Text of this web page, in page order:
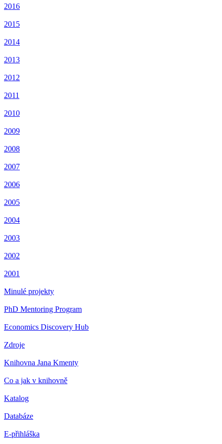
2016
2015
2014
2013
2012
2011
2010
2009
2008
2007
2006
2005
2004
2003
2002
2001
Minulé projekty
PhD Mentoring Program
Economics Discovery Hub
Zdroje
Knihovna Jana Kmenty
Co a jak v knihovně
Katalog
Databáze
E-přihláška